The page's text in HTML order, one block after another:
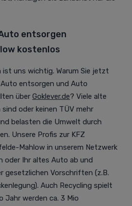
entsorgen
kostenlos
uns wichtig. Warum Sie jetzt
entsorgen und Auto
über Goklever.de? Viele alte
oder keinen TÜV mehr
belasten die Umwelt durch
Unsere Profis zur KFZ
Mahlow in unserem Netzwerk
oder Ihr altes Auto ab und
gesetzlichen Vorschriften (z.B.
Auch Recycling spielt
Jahr werden ca. 3 Mio